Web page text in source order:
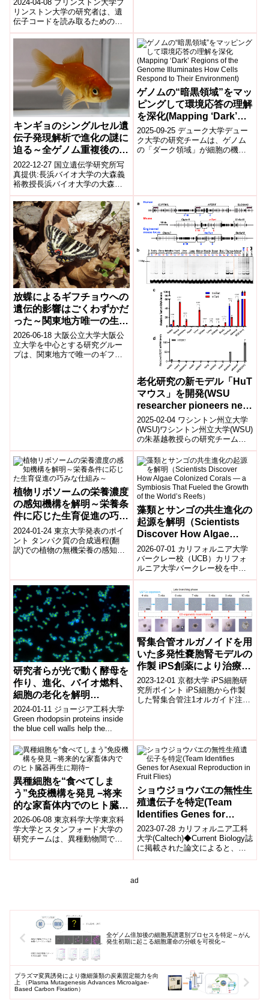
models read the
genome? This one
decoded mRNA to make
better vaccines.)
2024-04-08 プリンストン大学プ
リンストン大学の研究者は、遺
伝子コードを読み取るための新
しい方法を見つけました。これ
により、生物学を研究し、医学
を改善す...
キンギョのシングルセル遺
伝子発現解析で進化の謎に
迫る～全ゲノム重複後の遺
伝子発現パターンの進化を
シングルセルレベルで解析
～
2022-12-27 国立遺伝学研究所写
真提供:長浜バイオ大学の大森義
裕教授長浜バイオ大学の大森義
裕教授・今鉄男特任助教(現在:ウ
ィーン大学シニアリサーチフェ
ロ...
ゲノムの“暗黒領域”をマッ
ピングして環境応答の理解
を深化(Mapping ‘Dark’
Regions of the Genome
Illuminates How Cells
Respond to Their
2025-09-25 デューク大学デュー
ク大学の研究チームは、ゲノム
の「ダーク領域」が細胞の機械
放蝶によるギフチョウへの
遺伝的影響はごくわずかだ
った～関東地方唯一の生息
地で遺伝解析を実施～
2026-06-18 大阪公立大学大阪公
立大学を中心とする研究グルー
プは、関東地方で唯一のギフチ
老化研究の新モデル「HuT
マウス」を開発(WSU
researcher pioneers new
study model with clues to
anti-aging)
2025-02-04 ワシントン州立大学
(WSU)ワシントン州立大学(WSU)
の朱基越教授らの研究チーム
は、老化、寿命、がん研究を加
速させる可能性のある新たな...
植物リボソームの栄養濃度
の感知機構を解明～栄養条
件に応じた生育促進の巧み
な仕組み～
2024-01-24 東京大学発表のポイ
ント タンパク質の合成過程(翻
訳)での植物の無機栄養の感知と
まし...
藻類とサンゴの共生進化の
起源を解明（Scientists
Discover How Algae
Colonized Corals — a
Symbiosis That Fueled
the Growth of the World’s
Reefs）
2026-07-01 カリフォルニア大学
バークレー校（UCB）カリフォ
ルニア大学バークレー校を中心
とする国際研究チームは、サン
ゴと共生藻類（渦鞭毛藻）がど
のよう...
研究者らが光で動く酵母を
作り、進化、バイオ燃料、
細胞の老化を解明
(Researchers Create
Light-Powered Yeast,
Providing Insights Into
Evolution, Biofuels,
Cellular Aging)
2024-01-11 ジョージア工科大学
Green rhodopsin proteins inside
the blue cell walls help the...
腎集合管オルガノイドを用
いた多発性嚢胞腎モデルの
作製 iPS創薬により治療薬
候補を発見、治験開始へ
2023-12-01 京都大学 iPS細胞研
究所ポイント iPS細胞から作製
した腎集合管注1オルガイド注2
異種細胞を“食べてしま
う”免疫機構を発見 −将来
的な家畜体内でのヒト臓器
再生に期待−
2026-06-08 東京科学大学東京科
学大学とスタンフォード大学の
研究チームは、異種動物間で臓
いて、発生初期の自然免疫が異
ショウジョウバエの無性生
殖遺伝子を特定(Team
Identifies Genes for
Asexual Reproduction in
Fruit Flies)
2023-07-28 カリフォルニア工科
大学(Caltech)◆Current Biology誌
に掲載された論文によると、カ
リフォルニア工科大学の研究者
ad
全ゲノム倍加後の細胞系譜選別プロセスを特定～がん
発生初期に起こる細胞運命の分岐を可視化～
プラズマ変異誘発により微細藻類の炭素固定能力を向
上 （Plasma Mutagenesis Advances Microalgae-
Based Carbon Fixation）